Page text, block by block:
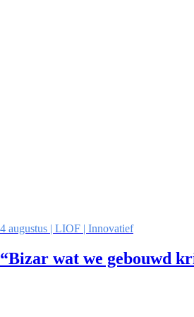
4 augustus | LIOF | Innovatief
“Bizar wat we gebouwd